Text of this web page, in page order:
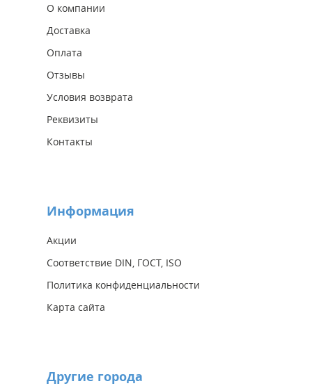
О компании
Доставка
Оплата
Отзывы
Условия возврата
Реквизиты
Контакты
Информация
Акции
Соответствие DIN, ГОСТ, ISO
Политика конфиденциальности
Карта сайта
Другие города